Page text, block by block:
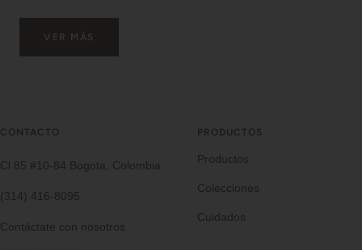
VER MÁS
CONTACTO
Cl 85 #10-84 Bogota, Colombia
(314) 416-8095
Contáctate con nosotros
PRODUCTOS
Productos
Colecciones
Cuidados